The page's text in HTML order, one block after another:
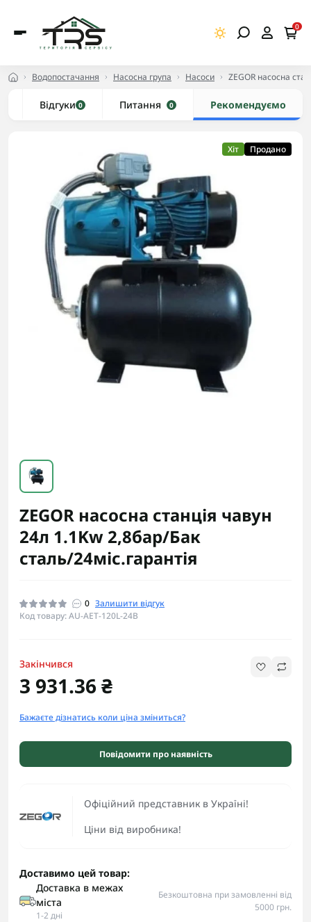
0
Водопостачання Насосна група Насоси ZEGOR насосна
Відгуки 0 Питання 0 Рекомендуємо
Хіт Продано
ZEGOR насосна станція чавун
24л 1.1Kw 2,8бар/Бак
сталь/24міс.гарантія
0 Залишити відгук
Код товару: AU-AET-120L-24B
Офіційний представник в Україні!
Ціни від виробника!
Закінчився
3 931.36 ₴
Бажаєте дізнатись коли ціна зміниться?
Повідомити про наявність
Доставимо цей товар:
Доставка в межах
міста
1-2 дні
Безкоштовна при замовленні від
5000 грн.